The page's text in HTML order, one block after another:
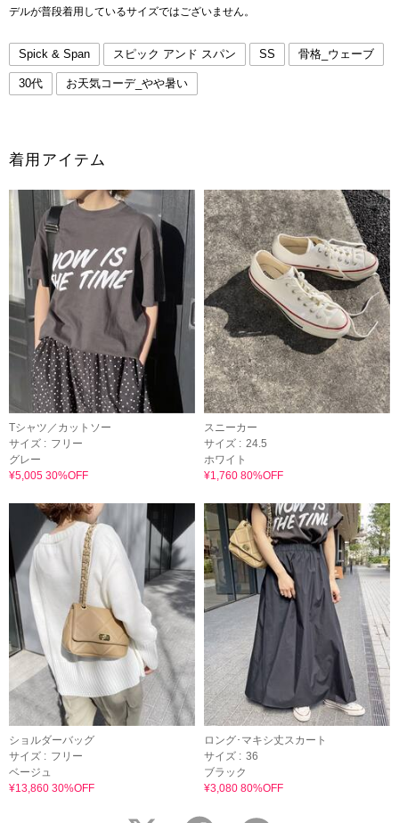
デルが普段着用しているサイズではございません。
Spick & Span スピック アンド スパン SS 骨格_ウェーブ
30代 お天気コーデ_やや暑い
着用アイテム
Tシャツ／カットソー
サイズ : フリー
グレー
¥5,005 30%OFF
スニーカー
サイズ : 24.5
ホワイト
¥1,760 80%OFF
ショルダーバッグ
サイズ : フリー
ベージュ
¥13,860 30%OFF
ロング･マキシ丈スカート
サイズ : 36
ブラック
¥3,080 80%OFF